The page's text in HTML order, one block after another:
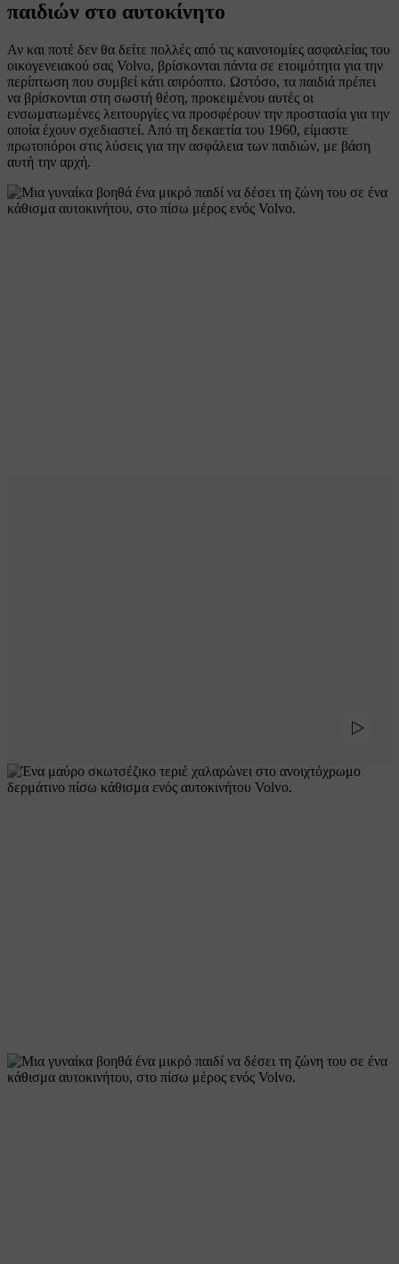
παιδιών στο αυτοκίνητο
Αν και ποτέ δεν θα δείτε πολλές από τις καινοτομίες ασφαλείας του
οικογενειακού σας Volvo, βρίσκονται πάντα σε ετοιμότητα για την
περίπτωση που συμβεί κάτι απρόοπτο. Ωστόσο, τα παιδιά πρέπει
να βρίσκονται στη σωστή θέση, προκειμένου αυτές οι
ενσωματωμένες λειτουργίες να προσφέρουν την προστασία για την
οποία έχουν σχεδιαστεί. Από τη δεκαετία του 1960, είμαστε
πρωτοπόροι στις λύσεις για την ασφάλεια των παιδιών, με βάση
αυτή την αρχή.